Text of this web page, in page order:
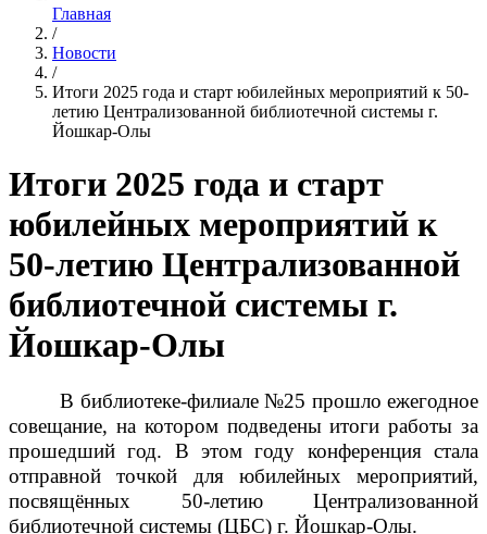
Главная
/
Новости
/
Итоги 2025 года и старт юбилейных мероприятий к 50-
летию Централизованной библиотечной системы г.
Йошкар-Олы
Итоги 2025 года и старт
юбилейных мероприятий к
50-летию Централизованной
библиотечной системы г.
Йошкар-Олы
В библиотеке-филиале №25 прошло ежегодное
совещание, на котором подведены итоги работы за
прошедший год. В этом году конференция стала
отправной точкой для юбилейных мероприятий,
посвящённых 50-летию Централизованной
библиотечной системы (ЦБС) г. Йошкар-Олы.